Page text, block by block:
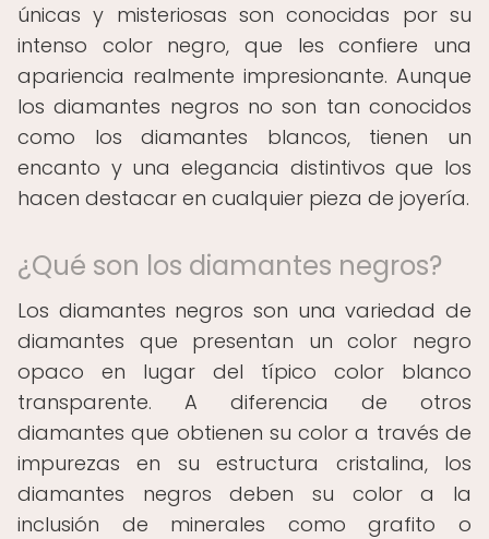
únicas y misteriosas son conocidas por su
intenso color negro, que les confiere una
apariencia realmente impresionante. Aunque
los diamantes negros no son tan conocidos
como los diamantes blancos, tienen un
encanto y una elegancia distintivos que los
hacen destacar en cualquier pieza de joyería.
¿Qué son los diamantes negros?
Los diamantes negros son una variedad de
diamantes que presentan un color negro
opaco en lugar del típico color blanco
transparente. A diferencia de otros
diamantes que obtienen su color a través de
impurezas en su estructura cristalina, los
diamantes negros deben su color a la
inclusión de minerales como grafito o